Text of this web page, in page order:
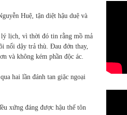
Huệ, tận diệt hậu duệ và
lý lịch, vì thời đó tin rằng mồ mả
nổi dậy trả thù. Đau đớn thay,
và không kém phần độc ác.
hai lần đánh tan giặc ngoại
xứng đáng được hậu thế tôn